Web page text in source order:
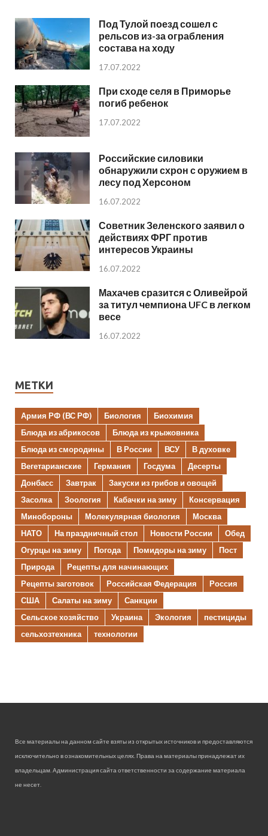
Под Тулой поезд сошел с
рельсов из-за ограбления
состава на ходу
17.07.2022
При сходе селя в Приморье
погиб ребенок
17.07.2022
Российские силовики
обнаружили схрон с оружием в
лесу под Херсоном
16.07.2022
Советник Зеленского заявил о
действиях ФРГ против
интересов Украины
16.07.2022
Махачев сразится с Оливейрой
за титул чемпиона UFC в легком
весе
16.07.2022
МЕТКИ
Армия РФ (ВС РФ) Биология
Биохимия
Блюда из абрикосов
Блюда из крыжовника
Блюда из смородины
В России ВСУ
В духовке
Вегетарианские
Германия Госдума
Десерты
Донбасс
Завтрак
Закуски из грибов и овощей
Засолка
Зоология Кабачки на зиму
Консервация
Минобороны
Молекулярная биология
Москва
НАТО
На праздничный стол Новости России
Обед
Огурцы на зиму
Погода Помидоры на зиму
Пост
Природа
Рецепты для начинающих
Рецепты заготовок
Российская Федерация
Россия
США
Салаты на зиму
Санкции
Сельское хозяйство
Украина Экология
пестициды
сельхозтехника
технологии
Все материалы на данном сайте взяты из открытых источников и предоставляются
исключительно в ознакомительных целях. Права на материалы принадлежат их
владельцам. Администрация сайта ответственности за содержание материала
не несет.